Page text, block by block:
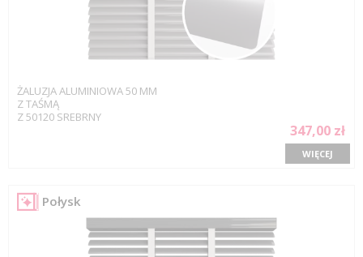
ŻALUZJA ALUMINIOWA 50 MM
Z TAŚMĄ
Z 50120 SREBRNY
347,00 zł
WIĘCEJ
Połysk